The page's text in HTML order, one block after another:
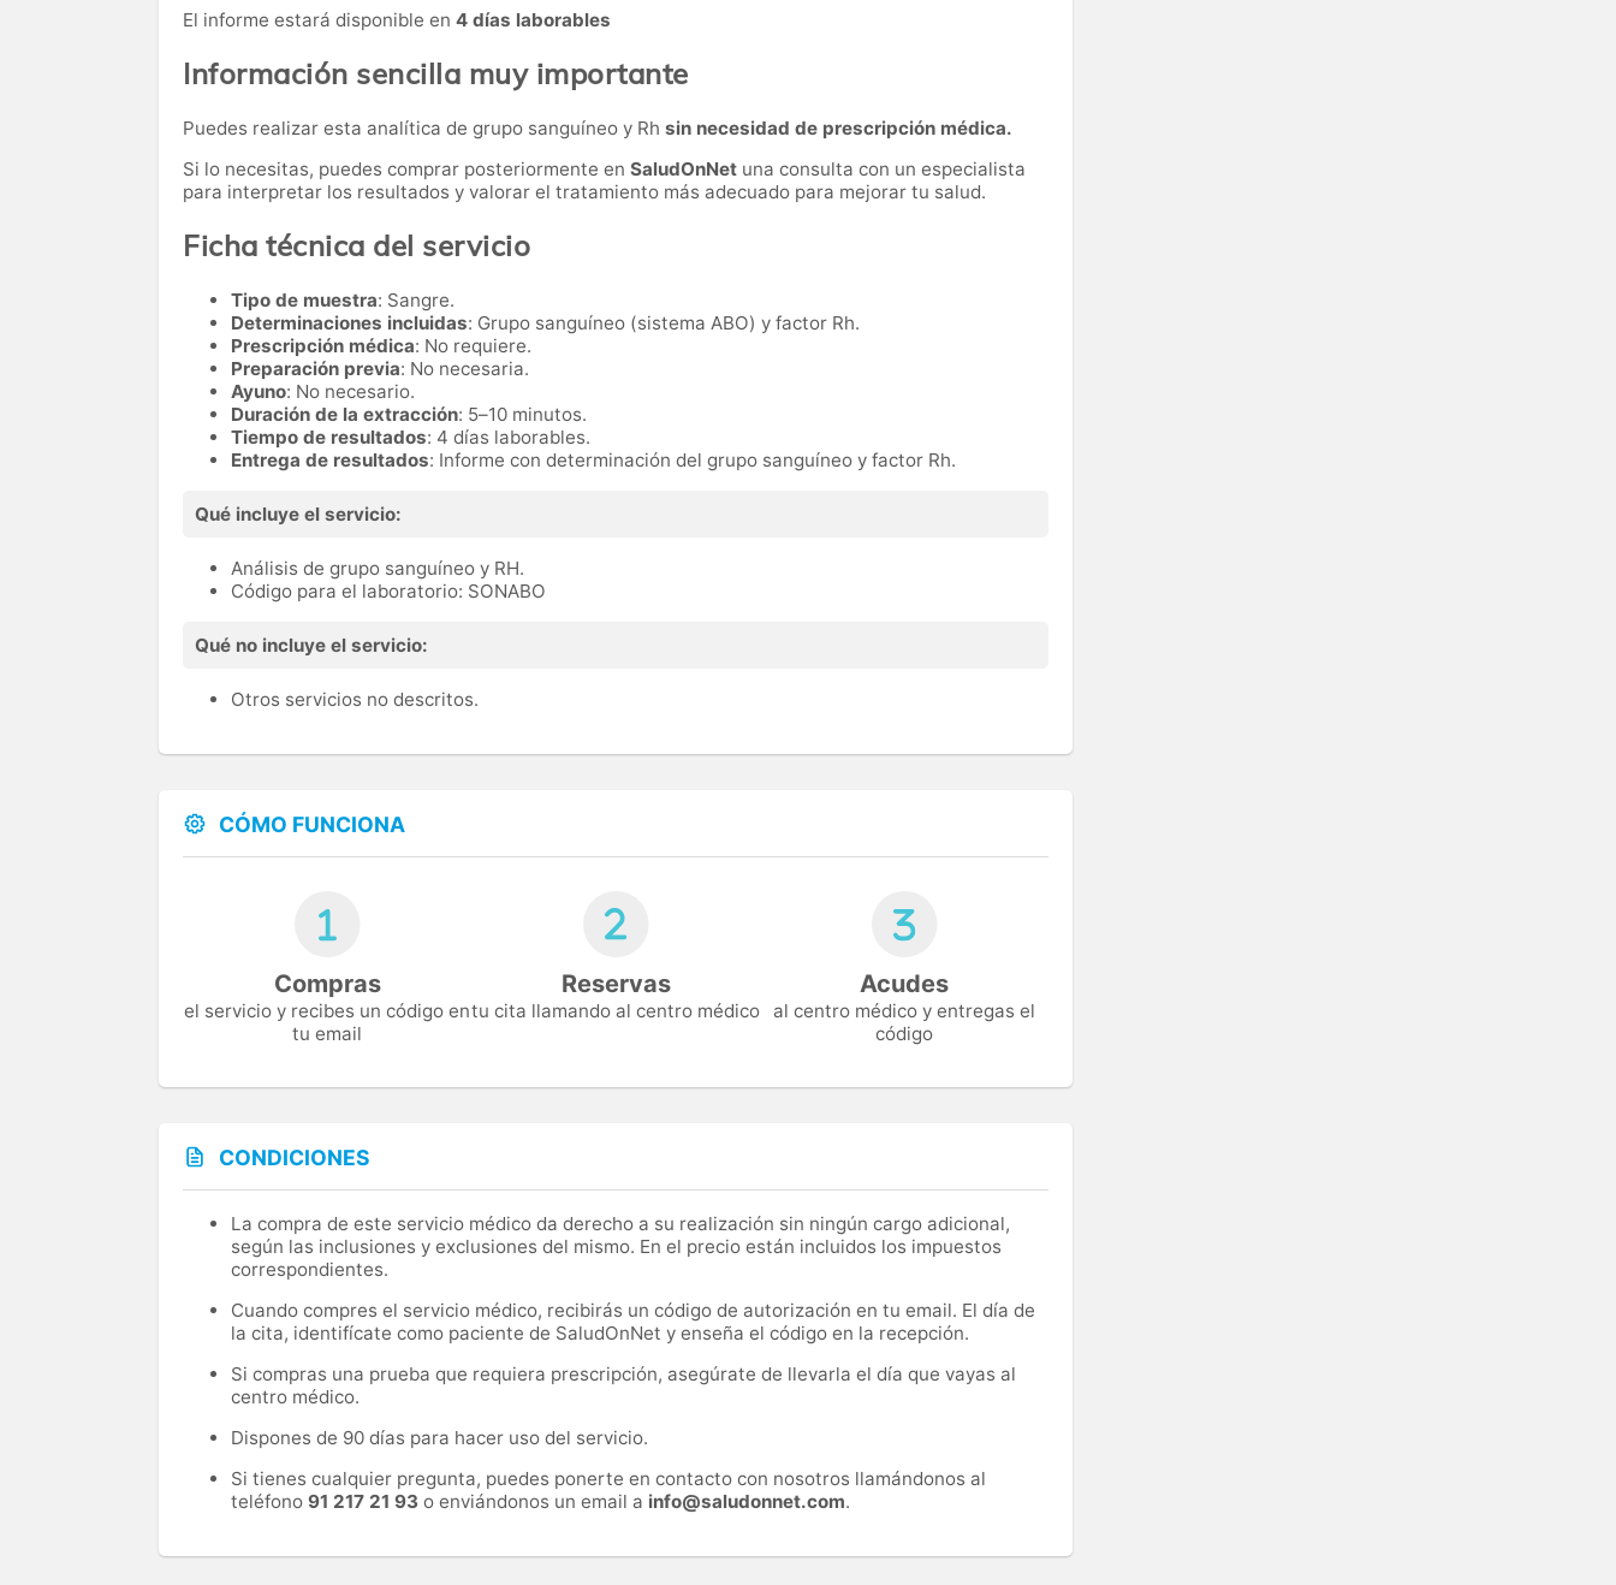
El informe estará disponible en 4 días laborables
Información sencilla muy importante
Puedes realizar esta analítica de grupo sanguíneo y Rh sin necesidad de prescripción médica.
Si lo necesitas, puedes comprar posteriormente en SaludOnNet una consulta con un especialista
para interpretar los resultados y valorar el tratamiento más adecuado para mejorar tu salud.
Ficha técnica del servicio
Tipo de muestra: Sangre.
Determinaciones incluidas: Grupo sanguíneo (sistema ABO) y factor Rh.
Prescripción médica: No requiere.
Preparación previa: No necesaria.
Ayuno: No necesario.
Duración de la extracción: 5–10 minutos.
Tiempo de resultados: 4 días laborables.
Entrega de resultados: Informe con determinación del grupo sanguíneo y factor Rh.
Qué incluye el servicio:
Análisis de grupo sanguíneo y RH.
Código para el laboratorio: SONABO
Qué no incluye el servicio:
Otros servicios no descritos.
CÓMO FUNCIONA
Compras
el servicio y recibes un código en
tu email
Reservas
tu cita llamando al centro médico
Acudes
al centro médico y entregas el
código
CONDICIONES
La compra de este servicio médico da derecho a su realización sin ningún cargo adicional,
según las inclusiones y exclusiones del mismo. En el precio están incluidos los impuestos
correspondientes.
Cuando compres el servicio médico, recibirás un código de autorización en tu email. El día de
la cita, identifícate como paciente de SaludOnNet y enseña el código en la recepción.
Si compras una prueba que requiera prescripción, asegúrate de llevarla el día que vayas al
centro médico.
Dispones de 90 días para hacer uso del servicio.
Si tienes cualquier pregunta, puedes ponerte en contacto con nosotros llamándonos al
teléfono 91 217 21 93 o enviándonos un email a info@saludonnet.com.